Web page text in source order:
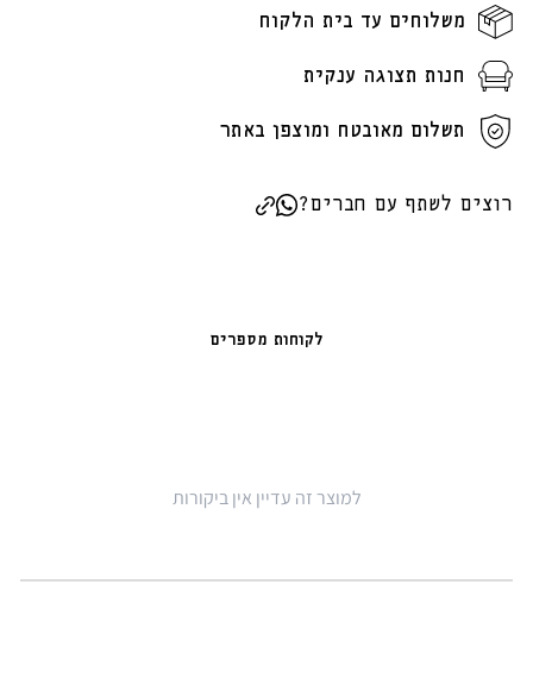
משלוחים עד בית הלקוח
חנות תצוגה ענקית
תשלום מאובטח ומוצפן באתר
רוצים לשתף עם חברים?
לקוחות מספרים
למוצר זה עדיין אין ביקורות